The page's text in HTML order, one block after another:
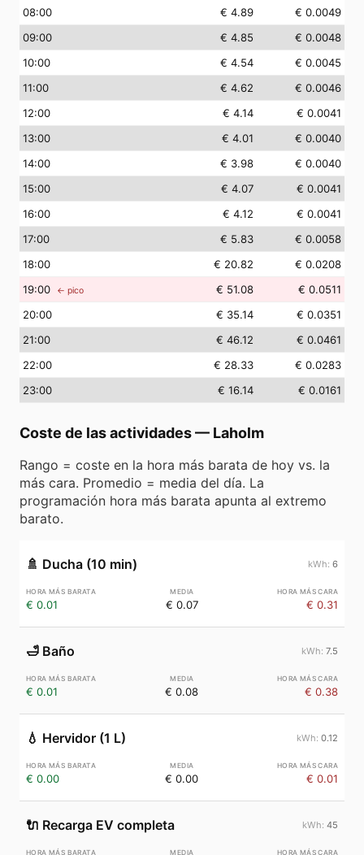
08:00 € 4.89
€ 0.0049
09:00 € 4.85
€ 0.0048
10:00 € 4.54
€ 0.0045
11:00 € 4.62
€ 0.0046
12:00 € 4.14
€ 0.0041
13:00 € 4.01
€ 0.0040
14:00 € 3.98
€ 0.0040
15:00 € 4.07
€ 0.0041
16:00 € 4.12
€ 0.0041
17:00 € 5.83
€ 0.0058
18:00 € 20.82
€ 0.0208
19:00 ← pico € 51.08
€ 0.0511
20:00 € 35.14
€ 0.0351
21:00 € 46.12
€ 0.0461
22:00 € 28.33
€ 0.0283
23:00 € 16.14 € 0.0161
Coste de las actividades— Laholm
Rango = coste en la hora más barata de hoy vs. la
más cara. Promedio = media del día. La
programación hora más barata apunta al extremo
barato.
🚿 Ducha (10 min) 6
€ 0.01 € 0.07 € 0.31
🛁 Baño 7.5
€ 0.01 € 0.08 € 0.38
💧 Hervidor (1 L) 0.12
€ 0.00 € 0.00 € 0.01
🔌 Recarga EV completa 45